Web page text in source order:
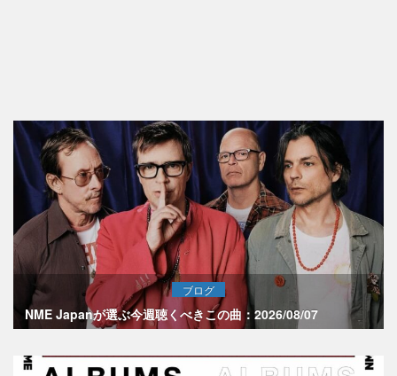
ブログ
NME Japanが選ぶ今週聴くべきこの曲：2026/08/07